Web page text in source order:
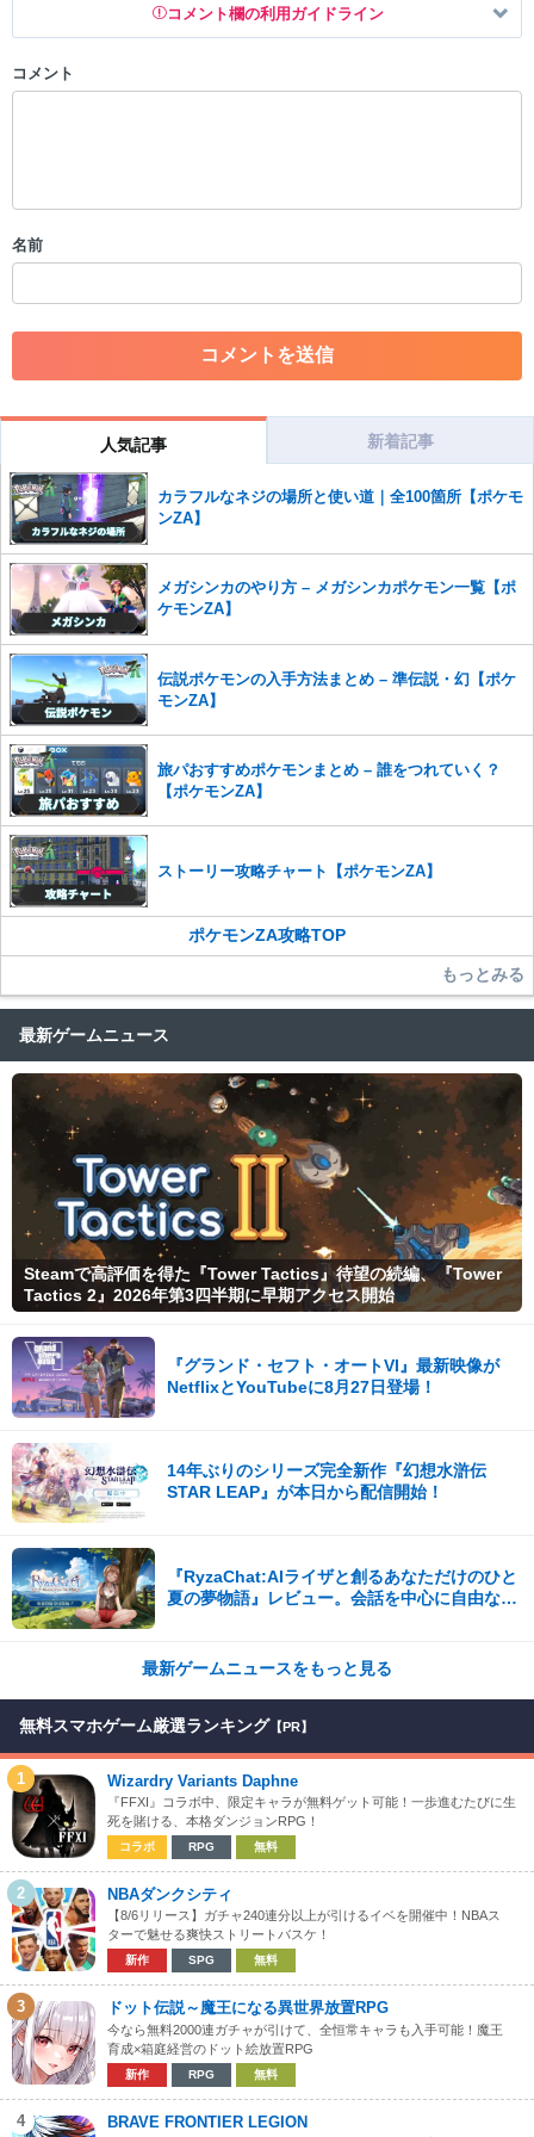
コメント欄の利用ガイドライン
以下の書き込みを禁止とし、場合によってはコメント削除や書き込み制
・一度削除された投稿を再び投稿すること
・アカウントの売買など金銭が絡む内容の投稿
・各ゲームのネタバレを含む内容の投稿
・その他、管理者が不適切と判断した投稿
だけますでしょうか。
コメントの削除を申請する
※投稿内容を確認後、順次対応さ
せていただきます。ご了承ください。
※一度削除したコメントは復元ができませんのでご注意くだ
さい。
また、過度な利用規約の違反や、弊社に損害の及ぶ内容の書き込みがあ
った場合は、法的措置をとらせていただく場合もございますので、あら
かじめご理解くださいませ。
コメント
名前
人気記事 新着記事
カラフルなネジの場所と使い道｜全100箇所【ポケモ
ンZA】
メガシンカのやり方 – メガシンカポケモン一覧【ポ
ケモンZA】
伝説ポケモンの入手方法まとめ – 準伝説・幻【ポケ
モンZA】
旅パおすすめポケモンまとめ – 誰をつれていく？
【ポケモンZA】
ストーリー攻略チャート【ポケモンZA】
ポケモンZA攻略TOP
もっとみる
最新ゲームニュース
Steamで高評価を得た『Tower Tactics』待望の続編、『Tower
Tactics 2』2026年第3四半期に早期アクセス開始
『グランド・セフト・オートVI』最新映像が
NetflixとYouTubeに8月27日登場！
14年ぶりのシリーズ完全新作『幻想水滸伝
STAR LEAP』が本日から配信開始！
『RyzaChat:AIライザと創るあなただけのひと
夏の夢物語』レビュー。会話を中心に自由な冒
最新ゲームニュースをもっと見る
無料スマホゲーム厳選ランキング 【PR】
1 Wizardry Variants Daphne
『FFXI』コラボ中、限定キャラが無料ゲット可能！一歩進むたびに生
死を賭ける、本格ダンジョンRPG！
コラボ RPG 無料
2 NBAダンクシティ
【8/6リリース】ガチャ240連分以上が引けるイベを開催中！NBAス
ターで魅せる爽快ストリートバスケ！
新作 SPG 無料
3 ドット伝説～魔王になる異世界放置RPG
今なら無料2000連ガチャが引けて、全恒常キャラも入手可能！魔王
育成×箱庭経営のドット絵放置RPG
新作 RPG 無料
4 BRAVE FRONTIER LEGION